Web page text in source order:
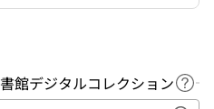
館デジタルコレクション ヘ